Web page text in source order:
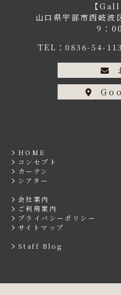
【
山口県宇部市西岐波
9：
TEL：0836-54-
HOME
コンセプト
カーテン
シアター
会社案内
ご利用案内
プライバシーポリシー
サイトマップ
Staff Blog